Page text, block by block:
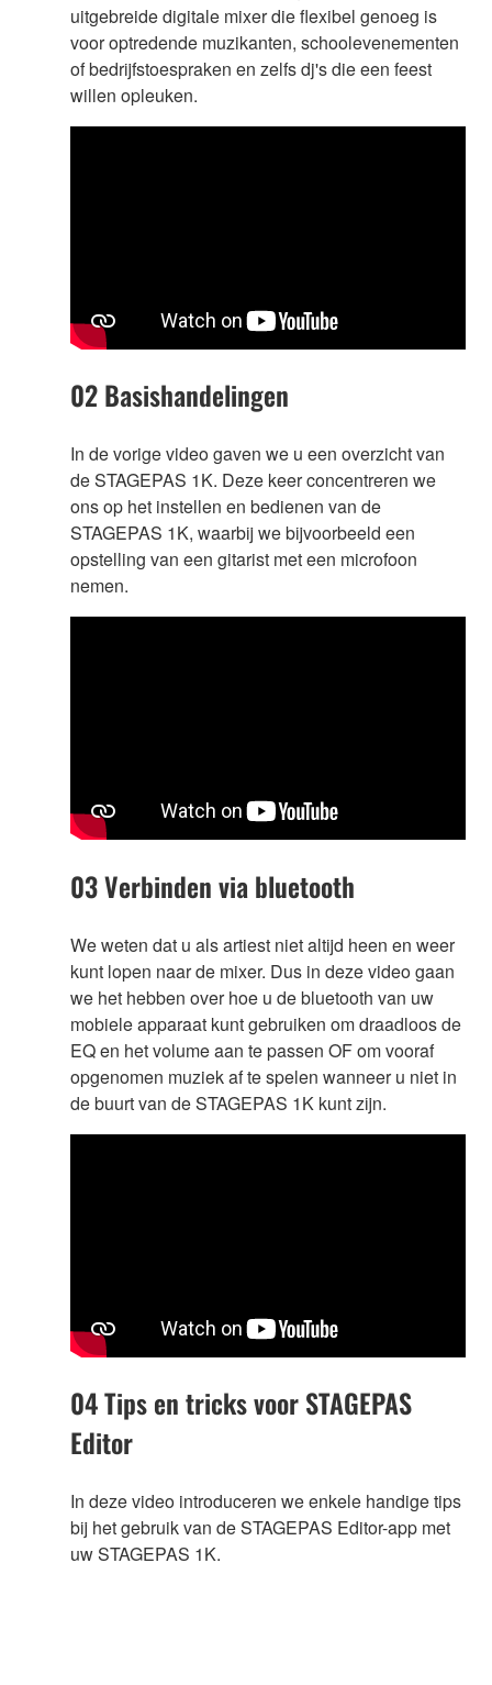
uitgebreide digitale mixer die flexibel genoeg is
voor optredende muzikanten, schoolevenementen
of bedrijfstoespraken en zelfs dj's die een feest
willen opleuken.
02 Basishandelingen
In de vorige video gaven we u een overzicht van
de STAGEPAS 1K. Deze keer concentreren we
ons op het instellen en bedienen van de
STAGEPAS 1K, waarbij we bijvoorbeeld een
opstelling van een gitarist met een microfoon
nemen.
03 Verbinden via bluetooth
We weten dat u als artiest niet altijd heen en weer
kunt lopen naar de mixer. Dus in deze video gaan
we het hebben over hoe u de bluetooth van uw
mobiele apparaat kunt gebruiken om draadloos de
EQ en het volume aan te passen OF om vooraf
opgenomen muziek af te spelen wanneer u niet in
de buurt van de STAGEPAS 1K kunt zijn.
04 Tips en tricks voor STAGEPAS
Editor
In deze video introduceren we enkele handige tips
bij het gebruik van de STAGEPAS Editor-app met
uw STAGEPAS 1K.